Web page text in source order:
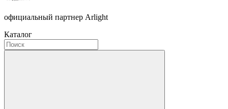
официальный партнер Arlight
Каталог